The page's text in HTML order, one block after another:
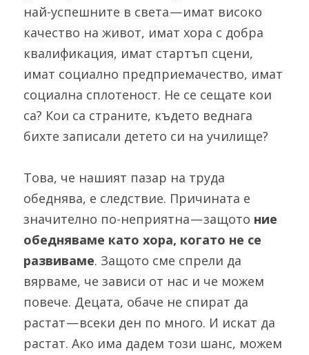
най-успешните в света — имат високо
качество на живот, имат хора с добра
квалификация, имат стартъп сцени,
имат социално предприемачество, имат
социална сплотеност. Не се сещате кои
са? Кои са страните, където веднага
бихте записали детето си на училище?
Това, че нашият пазар на труда
обеднява, е следствие. Причината е
значително по-неприятна — защото ние
обедняваме като хора, когато не се
развиваме. Защото сме спрели да
вярваме, че зависи от нас и че можем
повече. Децата, обаче не спират да
растат — всеки ден по много. И искат да
растат. Ако има дадем този шанс, можем